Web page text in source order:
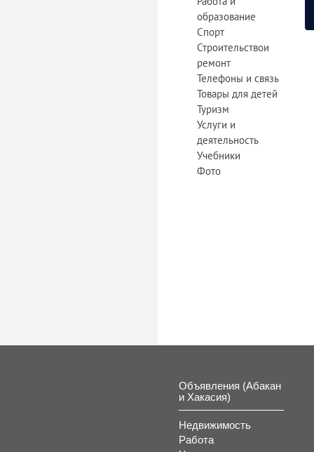
образование
Спорт
Строительствои
ремонт
Телефоны и связь
Товары для детей
Туризм
Услуги и
деятельность
Учебники
Фото
Объявления (Абакан
и Хакасия)
Недвижимость
Работа